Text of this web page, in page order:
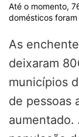
Até o momento,
domésticos
As
deixaram
municípios
de pessoas
aumentado.